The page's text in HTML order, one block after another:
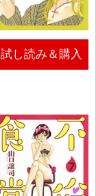
試し読み＆購入